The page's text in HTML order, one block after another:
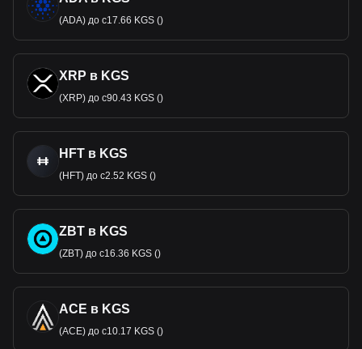
(ADA) до с17.66 KGS ()
XRP в KGS
(XRP) до с90.43 KGS ()
HFT в KGS
(HFT) до с2.52 KGS ()
ZBT в KGS
(ZBT) до с16.36 KGS ()
ACE в KGS
(ACE) до с10.17 KGS ()